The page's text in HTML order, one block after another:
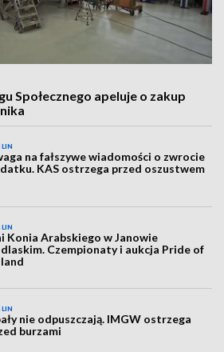
Społecznego apeluje o zakup
na fałszywe wiadomości o zwrocie
KAS ostrzega przed oszustwem
Konia Arabskiego w Janowie
Czempionaty i aukcja Pride of
nie odpuszczają. IMGW ostrzega
burzami